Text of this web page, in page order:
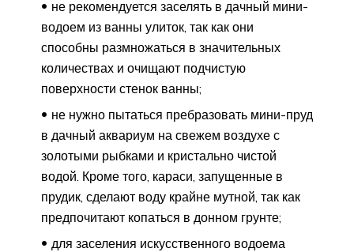
не рекомендуется заселять в дачный мини-
водоем из ванны улиток, так как они
способны размножаться в значительных
количествах и очищают подчистую
поверхности стенок ванны;
не нужно пытаться пребразовать мини-пруд
в дачный аквариум на свежем воздухе с
золотыми рыбками и кристально чистой
водой. Кроме того, караси, запущенные в
прудик, сделают воду крайне мутной, так как
предпочитают копаться в донном грунте;
для заселения искусственного водоема